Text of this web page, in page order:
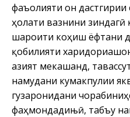
фаъолияти он
ҳолати вазнини
шароити коҳиш ёфтани
қобилияти
азият мекашанд,
намудани кумакпулии
гузаронидани
фаҳмондадињӣ, табъу